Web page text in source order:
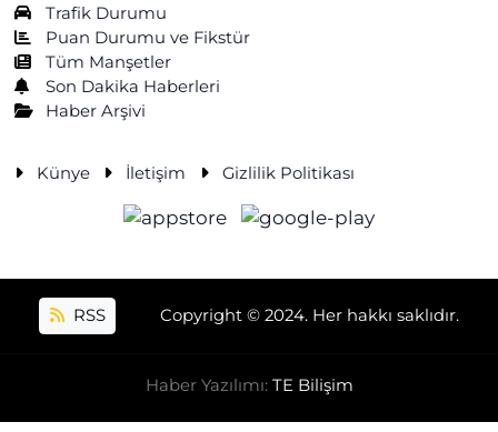
Trafik Durumu
Puan Durumu ve Fikstür
Tüm Manşetler
Son Dakika Haberleri
Haber Arşivi
Künye İletişim Gizlilik Politikası
RSS Copyright © 2024. Her hakkı saklıdır.
Haber Yazılımı: TE Bilişim